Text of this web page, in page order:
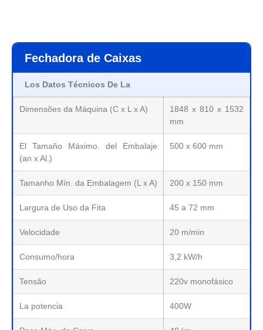
Fechadora de Caixas
Los Datos Técnicos De La
Dimensões da Máquina (C x L x A)
1848 x 810 x 1532
mm
El Tamaño Máximo. del Embalaje
(an x Al.)
500 x 600 mm
Tamanho Mín. da Embalagem (L x A) 200 x 150 mm
Largura de Uso da Fita 45 a 72 mm
Velocidade 20 m/min
Consumo/hora 3,2 kW/h
Tensão 220v monofásico
La potencia 400W